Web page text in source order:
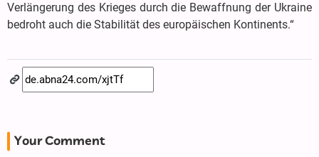
Verlängerung des Krieges durch die Bewaffnung der Ukraine
bedroht auch die Stabilität des europäischen Kontinents.“
Your Comment